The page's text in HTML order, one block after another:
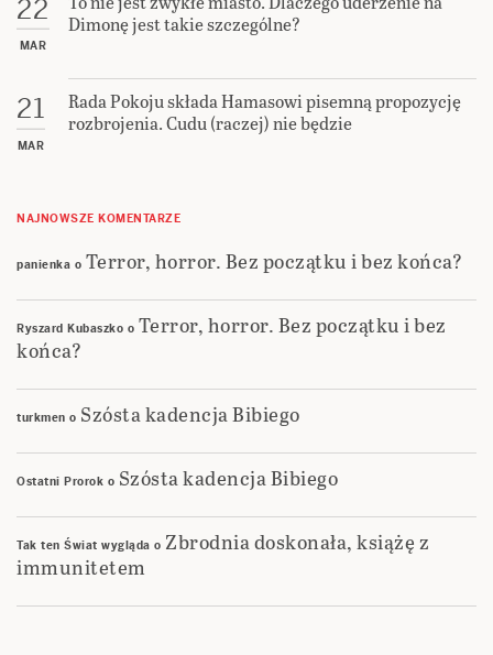
22
MAR
Dimonę jest takie szczególne?
21
MAR
Rada Pokoju składa Hamasowi pisemną propozycję
rozbrojenia. Cudu (raczej) nie będzie
NAJNOWSZE KOMENTARZE
panienka o Terror, horror. Bez początku i bez końca?
Ryszard Kubaszko o Terror, horror. Bez początku i bez
końca?
turkmen o Szósta kadencja Bibiego
Ostatni Prorok o Szósta kadencja Bibiego
Tak ten Świat wygląda o Zbrodnia doskonała, książę z
immunitetem